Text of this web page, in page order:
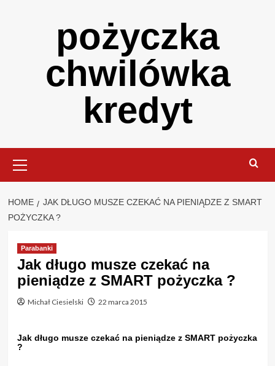
pożyczka
chwilówka
kredyt
Menu
HOME
JAK DŁUGO MUSZE CZEKAĆ NA PIENIĄDZE Z SMART
POŻYCZKA ?
Parabanki
Jak długo musze czekać na
pieniądze z SMART pożyczka ?
Michał Ciesielski 22 marca 2015
Jak długo musze czekać na pieniądze z SMART pożyczka
?